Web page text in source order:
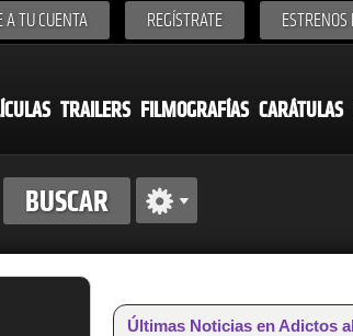
A TU CUENTA REGÍSTRATE
TRAILERS FILMOGRAFÍAS CARÁTULAS
Últimas Noticias en Adictos